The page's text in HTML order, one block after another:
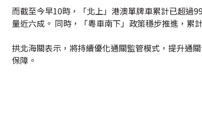
而截至今早10時，「北上」港澳單牌車累計已超過
量近六成。 同時，「粵車南下」政策穩步推進，累
拱北海關表示，將持續優化通關監管模式，提升通
保障。